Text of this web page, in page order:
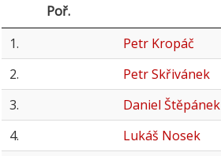
Poř.
1.
Petr Kropáč
2.
Petr Skřivánek
3.
Daniel Štěpánek
4.
Lukáš Nosek